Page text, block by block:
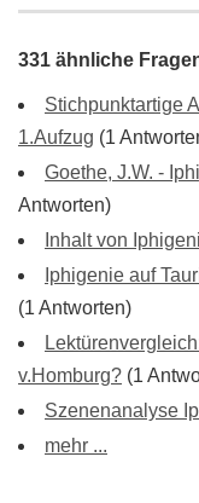
331 ähnliche
Stichpunktartige
1.Aufzug (1
Goethe, J.W. -
Antworten)
Inhalt von
Iphigenie auf
(1 Antworten)
v.Homburg? (1
Szenenanalyse
mehr ...